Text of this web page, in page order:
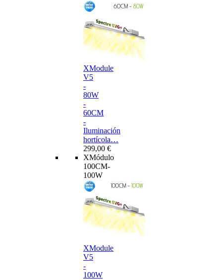
XModule
V5
-
80W
-
60CM
-
Iluminación
hortícola…
299,00 €
XMódulo
100CM-
100W
XModule
V5
-
100W